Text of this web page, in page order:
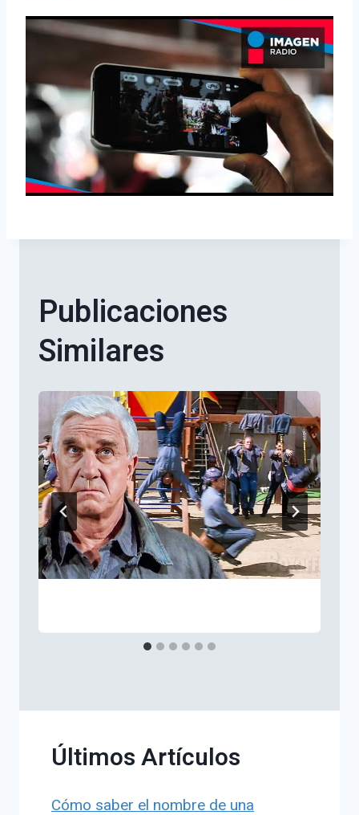
Publicaciones
Similares
Últimos Artículos
Cómo saber el nombre de una